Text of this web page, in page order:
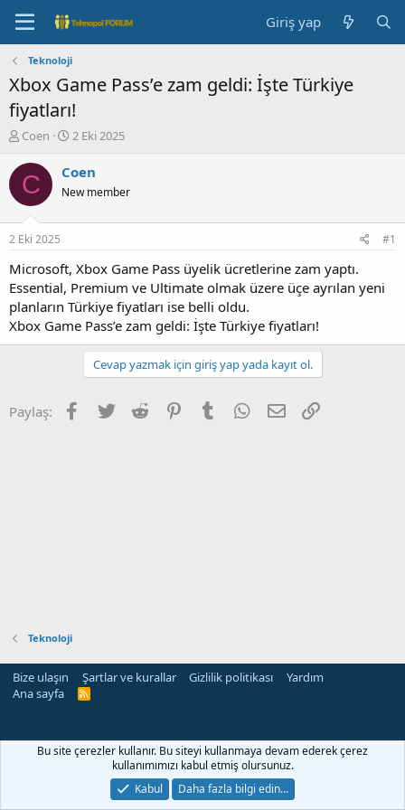
Giriş yap
Teknoloji
Xbox Game Pass’e zam geldi: İşte Türkiye
fiyatları!
K
n
b
u
u
b
a
l
a
t
a
Coen
B
ş
a
ç
t
a
r
i
h
2 Eki 2025
C Coen
New member
2 Eki 2025 #1
Microsoft, Xbox Game Pass üyelik ücretlerine zam yaptı.
Essential, Premium ve Ultimate olmak üzere üçe ayrılan yeni
planların Türkiye fiyatları ise belli oldu.
Xbox Game Pass’e zam geldi: İşte Türkiye fiyatları!
Cevap yazmak için giriş yap yada kayıt ol.
Paylaş: Facebook
Twitter Reddit PinterestTumblr WhatsApp
E-posta
Teknoloji
Bize ulaşın Şartlar ve kurallar Gizlilik politikası
Yardım
Ana sayfa
R
Bu site çerezler kullanır. Bu siteyi kullanmaya devam ederek çerez
kullanımımızı kabul etmiş olursunuz.
Kabul
Daha fazla bilgi edin…